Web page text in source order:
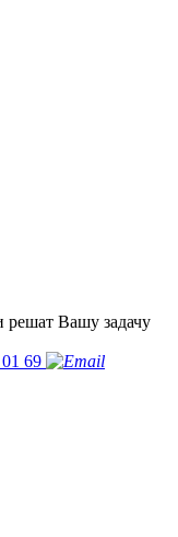
решат Вашу задачу
69